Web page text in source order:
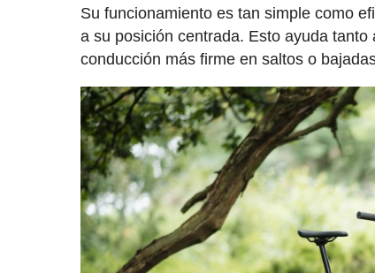
Su funcionamiento es tan simple como
a su posición centrada. Esto ayuda
conducción más firme en saltos o